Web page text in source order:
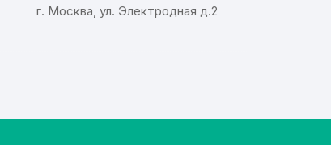
г. Москва, ул. Электродная д.2